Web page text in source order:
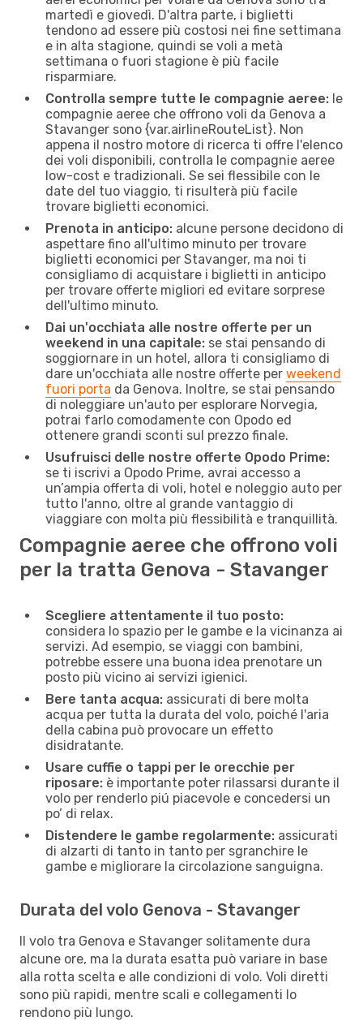
martedì e giovedì. D'altra parte, i biglietti
tendono ad essere più costosi nei fine settimana
e in alta stagione, quindi se voli a metà
settimana o fuori stagione è più facile
risparmiare.
Controlla sempre tutte le compagnie aeree: le
compagnie aeree che offrono voli da Genova a
Stavanger sono {​var.airlineRouteList}. Non
appena il nostro motore di ricerca ti offre l'elenco
dei voli disponibili, controlla le compagnie aeree
low-cost e tradizionali. Se sei flessibile con le
date del tuo viaggio, ti risulterà più facile
trovare biglietti economici.
Prenota in anticipo: alcune persone decidono di
aspettare fino all'ultimo minuto per trovare
biglietti economici per Stavanger, ma noi ti
consigliamo di acquistare i biglietti in anticipo
per trovare offerte migliori ed evitare sorprese
dell'ultimo minuto.
Dai un'occhiata alle nostre offerte per un
weekend in una capitale: se stai pensando di
soggiornare in un hotel, allora ti consigliamo di
dare un'occhiata alle nostre offerte per weekend
fuori porta da Genova. Inoltre, se stai pensando
di noleggiare un'auto per esplorare Norvegia,
potrai farlo comodamente con Opodo ed
ottenere grandi sconti sul prezzo finale.
Usufruisci delle nostre offerte Opodo Prime:
se ti iscrivi a Opodo Prime, avrai accesso a
un’ampia offerta di voli, hotel e noleggio auto per
tutto l'anno, oltre al grande vantaggio di
viaggiare con molta più flessibilità e tranquillità.
Compagnie aeree che offrono voli
per la tratta Genova - Stavanger
Scegliere attentamente il tuo posto:
considera lo spazio per le gambe e la vicinanza ai
servizi. Ad esempio, se viaggi con bambini,
potrebbe essere una buona idea prenotare un
posto più vicino ai servizi igienici.
Bere tanta acqua: assicurati di bere molta
acqua per tutta la durata del volo, poiché l'aria
della cabina può provocare un effetto
disidratante.
Usare cuffie o tappi per le orecchie per
riposare: è importante poter rilassarsi durante il
volo per renderlo piú piacevole e concedersi un
po’ di relax.
Distendere le gambe regolarmente: assicurati
di alzarti di tanto in tanto per sgranchire le
gambe e migliorare la circolazione sanguigna.
Durata del volo Genova - Stavanger
Il volo tra Genova e Stavanger solitamente dura
alcune ore, ma la durata esatta può variare in base
alla rotta scelta e alle condizioni di volo. Voli diretti
sono più rapidi, mentre scali e collegamenti lo
rendono più lungo.